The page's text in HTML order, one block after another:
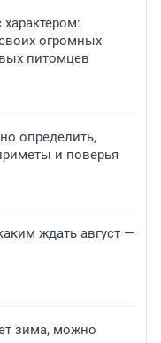
огромных
питомцев
определить,
и поверья
ждать август —
зима, можно